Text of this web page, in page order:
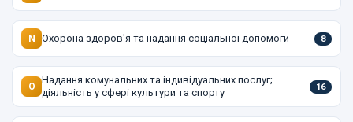
N Охорона здоров'я та надання соціальної допомоги 8
O
Надання комунальних та індивідуальних послуг;
діяльність у сфері культури та спорту
16